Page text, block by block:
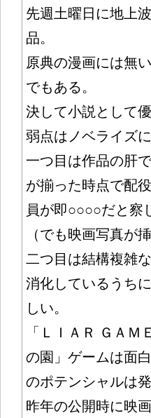
先週土曜日に地上
品。
原典の漫画には無
でもある。
決して小説として
弱点はノベライズに
一つ目は作品の肝
が揃った時点で配
員が即○○○○だと察
（でも映画写真が
二つ目は結構複雑
消化しているうち
しい。
「ＬＩＡＲ ＧＡ
の園」ゲームは面
のポテンシャルは
昨年の公開時に映